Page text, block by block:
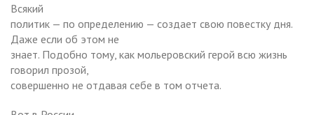
Всякий
политик — по определению — создает свою повестку дня.
Даже если об этом не
знает. Подобно тому, как мольеровский герой всю жизнь
говорил прозой,
совершенно не отдавая себе в том отчета.